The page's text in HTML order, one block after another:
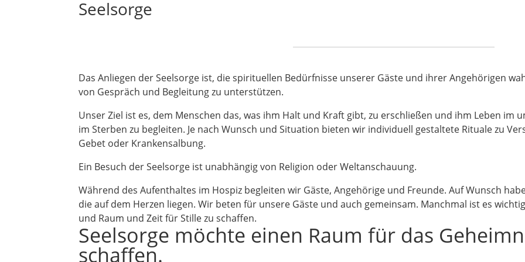
Seelsorge
Das Anliegen der Seelsorge ist, die spirituellen Bedürfnisse unserer Gäste und ihrer Angehörigen
von Gespräch und Begleitung zu unterstützen.
Unser Ziel ist es, dem Menschen das, was ihm Halt und Kraft gibt, zu erschließen und ihm Leben im
im Sterben zu begleiten. Je nach Wunsch und Situation bieten wir individuell gestaltete Rituale zu
Gebet oder Krankensalbung.
Ein Besuch der Seelsorge ist unabhängig von Religion oder Weltanschauung.
Während des Aufenthaltes im Hospiz begleiten wir Gäste, Angehörige und Freunde. Auf Wunsch
die auf dem Herzen liegen. Wir beten für unsere Gäste und auch gemeinsam. Manchmal ist es
und Raum und Zeit für Stille zu schaffen.
Seelsorge möchte einen Raum für das
schaffen.